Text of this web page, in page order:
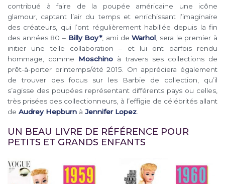
contribué à faire de la poupée américaine une icône
glamour, captant l’air du temps et enrichissant l’imaginaire
des créateurs, qui l’ont régulièrement habillée depuis la fin
des années 80 – Billy Boy*, ami deWarhol , sera le premier à
initier une telle collaboration – et lui ont parfois rendu
hommage, comme Moschino à travers ses collections de
prêt-à-porter printemps/été 2015. On appréciera également
de trouver des focus sur les Barbie de collection, qu’il
s’agisse des poupées représentant différents pays ou celles,
très prisées des collectionneurs, à l’effigie de célébrités allant
de Audrey Hepburn à Jennifer Lopez
UN BEAU LIVRE DE RÉFÉRENCE POUR
PETITS ET GRANDS ENFANTS